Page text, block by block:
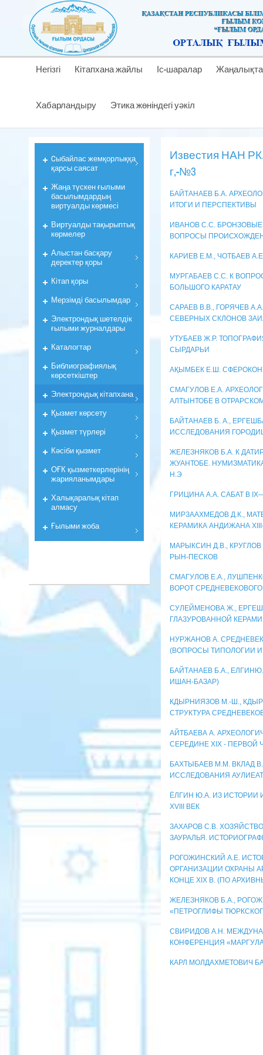
Негізгі Кітапхана жайлы Іс-шаралар
Хабарландыру Этика жөніндегі уәкіл
Известия НАН
г,-№3
БАЙТАНАЕВ Б.А.
ИТОГИ И ПЕРСПЕКТИВЫ
ИВАНОВ С.С.
ВОПРОСЫ
КАРИЕВ Е.М., ЧОТБАЕВ
МУРГАБАЕВ С.С. К
БОЛЬШОГО КАРАТАУ
САРАЕВ В.В., ГОРЯЧЕВ
СЕВЕРНЫХ СКЛОНОВ
УТУБАЕВ Ж.Р.
СЫРДАРЬИ
АҚЫМБЕК Е.Ш.
СМАГУЛОВ Е.А.
АЛТЫНТОБЕ В
БАЙТАНАЕВ Б. А.,
ИССЛЕДОВАНИЯ
ЖЕЛЕЗНЯКОВ Б.А. К
ЖУАНТОБЕ.
Н.Э
ГРИЦИНА А.А. САБАТ В
МИРЗААХМЕДОВ Д.К.,
КЕРАМИКА АНДИЖАНА
МАРЫКСИН Д.В.,
РЫН-ПЕСКОВ
СМАГУЛОВ Е.А.,
ВОРОТ
СУЛЕЙМЕНОВА Ж.,
ГЛАЗУРОВАННОЙ
НУРЖАНОВ А.
(ВОПРОСЫ ТИПОЛОГИИ
БАЙТАНАЕВ Б.А.,
ИШАН-БАЗАР)
КДЫРНИЯЗОВ М.-Ш.,
СТРУКТУРА
АЙТБАЕВА А.
СЕРЕДИНЕ XIX - ПЕРВОЙ
БАХТЫБАЕВ М.М. ВКЛАД
ИССЛЕДОВАНИЯ
ЁЛГИН Ю.А. ИЗ ИСТОРИИ
XVIII ВЕК
ЗАХАРОВ С.В.
ЗАУРАЛЬЯ.
РОГОЖИНСКИЙ А.Е.
ОРГАНИЗАЦИИ ОХРАНЫ
КОНЦЕ XIX В. (ПО
ЖЕЛЕЗНЯКОВ Б.А.,
«ПЕТРОГЛИФЫ
СВИРИДОВ А.Н.
КОНФЕРЕНЦИЯ
КАРЛ МОЛДАХМЕТОВИЧ
Cыбайлас жемқорлыққа
қарсы саясат
Жаңа түскен ғылыми
басылымдардың
виртуалды көрмесі
Виртуалды тақырыптық
көрмелер
Алыстан басқару
деректер қоры
Кiтап қоры
Мерзiмдi басылымдар
Электрондық шетелдік
ғылыми журналдары
Каталогтар
Библиографиялық
көрсеткiштер
Электрондық кiтапхана
Қызмет көрсету
Қызмет түрлері
Кәсіби қызмет
ОҒК қызметкерлерiнiң
жарияланымдары
Халықаралық кітап
алмасу
Ғылыми жоба